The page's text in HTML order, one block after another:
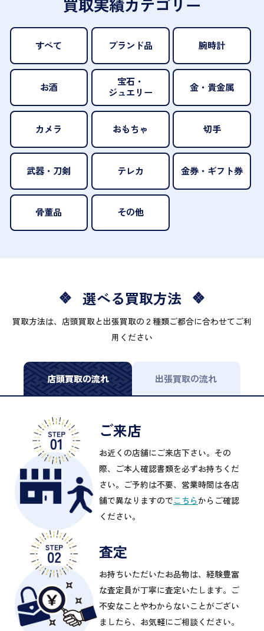
買取実績カテゴリー
すべて ブランド品 腕時計
お酒
宝石・
ジュエリー
金・貴金属
カメラ おもちゃ 切手
武器・刀剣 テレカ 金券・ギフト券
骨董品 その他
選べる買取方法
買取方法は、店頭買取と出張買取の２種類ご都合に合わせてご利
用ください
店頭買取の流れ 出張買取の流れ
ご来店
お近くの店舗にご来店下さい。その
際、ご本人確認書類を必ずお持ちくだ
さい。ご予約は不要、営業時間は各店
舗で異なりますのでこちらからご確認
ください。
査定
お持ちいただいたお品物は、経験豊富
な査定員が丁寧に査定いたします。ご
不安なことやわからないことがござい
ましたら、お気軽にご相談ください。